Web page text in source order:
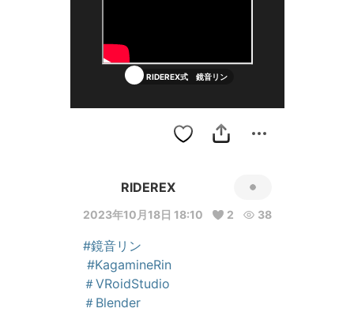
RIDEREX式 鏡音リン
RIDEREX
2023年10月18日 18:10 2 38
#鏡音リン
#KagamineRin
＃VRoidStudio
＃Blender